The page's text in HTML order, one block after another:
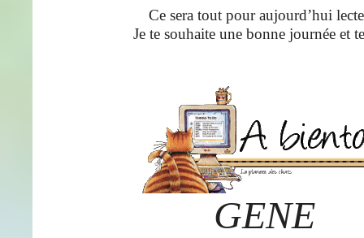
Ce sera tout pour aujourd’hui
Je te souhaite une bonne journée et
GENE